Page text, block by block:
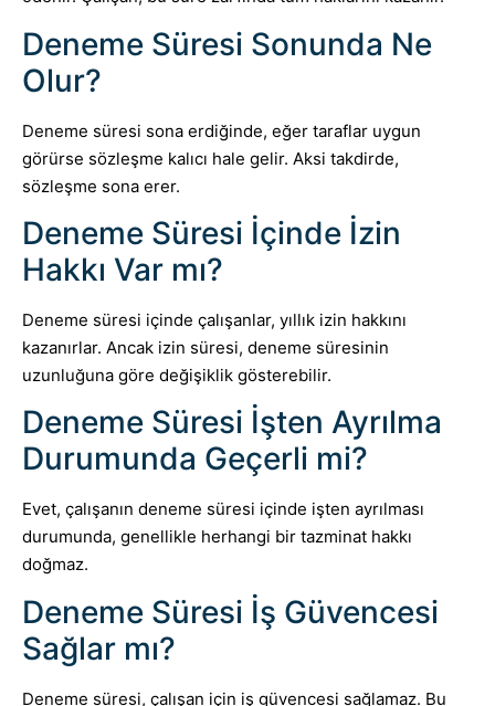
Deneme Süresi Sonunda Ne
Olur?
Deneme süresi sona erdiğinde, eğer taraflar uygun
görürse sözleşme kalıcı hale gelir. Aksi takdirde,
sözleşme sona erer.
Deneme Süresi İçinde İzin
Hakkı Var mı?
Deneme süresi içinde çalışanlar, yıllık izin hakkını
kazanırlar. Ancak izin süresi, deneme süresinin
uzunluğuna göre değişiklik gösterebilir.
Deneme Süresi İşten Ayrılma
Durumunda Geçerli mi?
Evet, çalışanın deneme süresi içinde işten ayrılması
durumunda, genellikle herhangi bir tazminat hakkı
doğmaz.
Deneme Süresi İş Güvencesi
Sağlar mı?
Deneme süresi, çalışan için iş güvencesi sağlamaz. Bu